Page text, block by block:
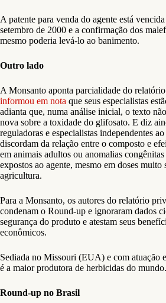
A patente para venda do agente está
setembro de 2000 e a confirmação dos
mesmo poderia levá-lo ao banimento.
Outro lado
A Monsanto aponta parcialidade do
informou em nota que seus especialistas
adianta que, numa análise inicial, o texto
nova sobre a toxidade do glifosato. E diz
reguladoras e especialistas independentes
discordam da relação entre o composto e
em animais adultos ou anomalias
expostos ao agente, mesmo em doses muito
agricultura.
Para a Monsanto, os autores do relatório
condenam o Round-up e ignoraram dados
segurança do produto e atestam seus
econômicos.
Sediada no Missouri (EUA) e com atuação
é a maior produtora de herbicidas do mundo.
Round-up no Brasil